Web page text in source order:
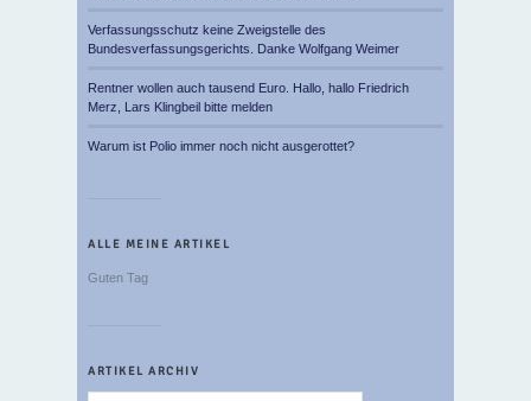
Verfassungsschutz keine Zweigstelle des
Bundesverfassungsgerichts. Danke Wolfgang Weimer
Rentner wollen auch tausend Euro. Hallo, hallo Friedrich
Merz, Lars Klingbeil bitte melden
Warum ist Polio immer noch nicht ausgerottet?
ALLE MEINE ARTIKEL
Guten Tag
ARTIKEL ARCHIV